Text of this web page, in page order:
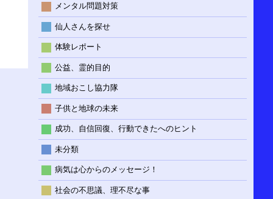
メンタル問題対策
仙人さんを探せ
体験レポート
公益、霊的目的
地域おこし協力隊
子供と地球の未来
成功、自信回復、行動できたへのヒント
未分類
病気は心からのメッセージ！
社会の不思議、理不尽な事